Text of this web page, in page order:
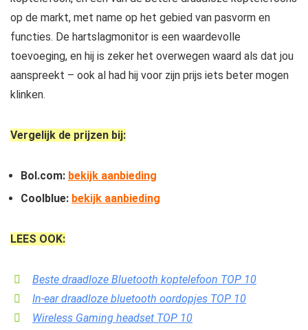
op de markt, met name op het gebied van pasvorm en
functies. De hartslagmonitor is een waardevolle
toevoeging, en hij is zeker het overwegen waard als dat jou
aanspreekt – ook al had hij voor zijn prijs iets beter mogen
klinken.
Vergelijk de prijzen bij:
Bol.com: bekijk aanbieding
Coolblue: bekijk aanbieding
LEES OOK:
Beste draadloze Bluetooth koptelefoon TOP 10
In-ear draadloze bluetooth oordopjes TOP 10
Wireless Gaming headset TOP 10